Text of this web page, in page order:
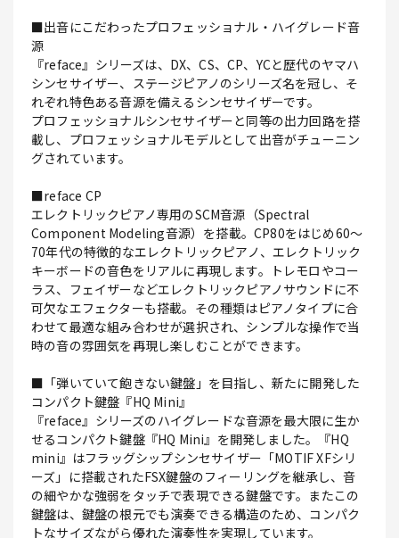
■出音にこだわったプロフェッショナル・ハイグレード音
源
『reface』シリーズは、DX、CS、CP、YCと歴代のヤマハ
シンセサイザー、ステージピアノのシリーズ名を冠し、そ
れぞれ特色ある音源を備えるシンセサイザーです。
プロフェッショナルシンセサイザーと同等の出力回路を搭
載し、プロフェッショナルモデルとして出音がチューニン
グされています。
■reface CP
エレクトリックピアノ専用のSCM音源（Spectral
Component Modeling音源）を搭載。CP80をはじめ60～
70年代の特徴的なエレクトリックピアノ、エレクトリック
キーボードの音色をリアルに再現します。トレモロやコー
ラス、フェイザーなどエレクトリックピアノサウンドに不
可欠なエフェクターも搭載。その種類はピアノタイプに合
わせて最適な組み合わせが選択され、シンプルな操作で当
時の音の雰囲気を再現し楽しむことができます。
■「弾いていて飽きない鍵盤」を目指し、新たに開発した
コンパクト鍵盤『HQ Mini』
『reface』シリーズのハイグレードな音源を最大限に生か
せるコンパクト鍵盤『HQ Mini』を開発しました。『HQ
mini』はフラッグシップシンセサイザー「MOTIF XFシリ
ーズ」に搭載されたFSX鍵盤のフィーリングを継承し、音
の細やかな強弱をタッチで表現できる鍵盤です。またこの
鍵盤は、鍵盤の根元でも演奏できる構造のため、コンパク
トなサイズながら優れた演奏性を実現しています。